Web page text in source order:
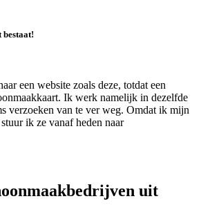
een website zoals deze, totdat een
Ik werk namelijk in dezelfde
verzoeken van te ver weg. Omdat ik mijn
ik ze vanaf heden naar
uit